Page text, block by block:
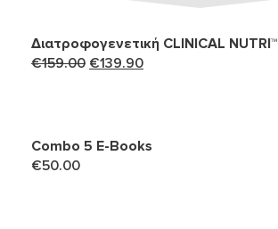
Διατροφογενετική CLINICAL NUTRI™
€159.00 Original
€139.90Η
€139.90.
Combo 5 Ε-Books
€50.00